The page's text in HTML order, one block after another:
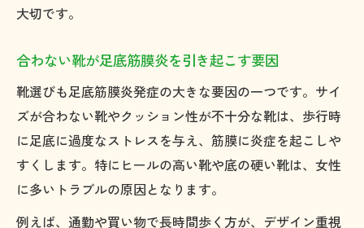
大切です。
合わない靴が足底筋膜炎を引き起こす要因
靴選びも足底筋膜炎発症の大きな要因の一つです。サイ
ズが合わない靴やクッション性が不十分な靴は、歩行時
に足底に過度なストレスを与え、筋膜に炎症を起こしや
すくします。特にヒールの高い靴や底の硬い靴は、女性
に多いトラブルの原因となります。
例えば、通勤や買い物で長時間歩く方が、デザイン重視